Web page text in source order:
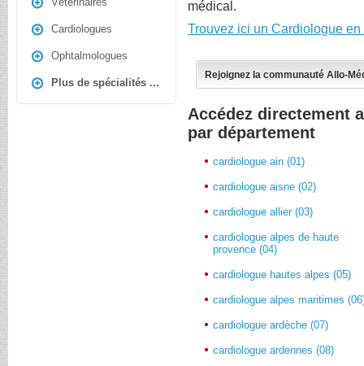
Cardiologues
Ophtalmologues
Plus de spécialités ...
médical.
Trouvez ici un Cardiologue
Rejoignez la communauté Allo-
Accédez directement
par département
cardiologue ain (01)
cardiologue aisne (02)
cardiologue allier (03)
cardiologue alpes de haute
provence (04)
cardiologue hautes alpes (05)
cardiologue alpes maritimes
cardiologue ardèche (07)
cardiologue ardennes (08)